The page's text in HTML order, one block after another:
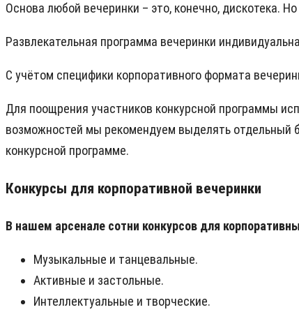
Основа любой вечеринки – это, конечно, дискотека.
Развлекательная программа вечеринки
С учётом специфики корпоративного формата
Для поощрения участников конкурсной программы
возможностей мы рекомендуем выделять отдельный
конкурсной программе.
Конкурсы для корпоративной вечеринки
В нашем арсенале сотни конкурсов для
Музыкальные и танцевальные.
Активные и застольные.
Интеллектуальные и творческие.